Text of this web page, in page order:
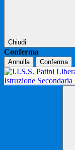
Chiudi
Conferma
Annulla Conferma
Istruzione Secondaria